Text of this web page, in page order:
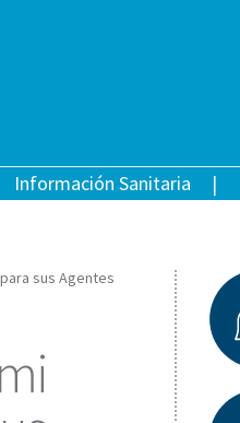
Información Sanitaria
sus Agentes